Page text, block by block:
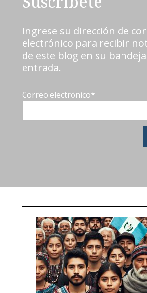
Ingrese su dirección de
electrónico para recibir
de este blog en su
entrada.
Correo electrónico*